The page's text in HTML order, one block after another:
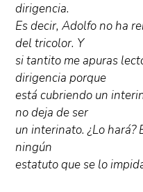
dirigencia.
Es decir, Adolfo no ha
del tricolor. Y
si tantito me apuras
dirigencia porque
está cubriendo un
no deja de ser
un interinato. ¿Lo hará?
ningún
estatuto que se lo